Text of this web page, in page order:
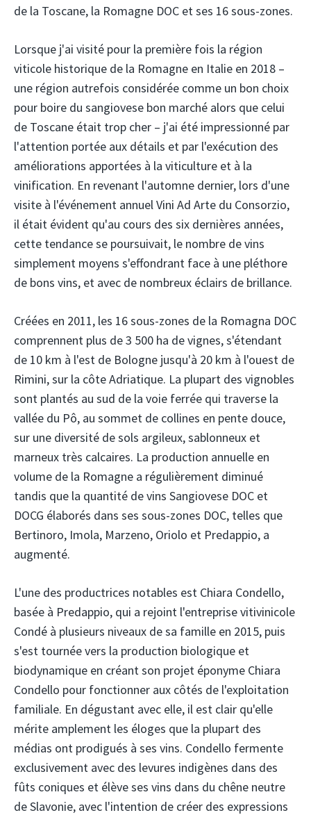
de la Toscane, la Romagne DOC et ses 16 sous-zones.
Lorsque j'ai visité pour la première fois la région
viticole historique de la Romagne en Italie en 2018 –
une région autrefois considérée comme un bon choix
pour boire du sangiovese bon marché alors que celui
de Toscane était trop cher – j'ai été impressionné par
l'attention portée aux détails et par l'exécution des
améliorations apportées à la viticulture et à la
vinification. En revenant l'automne dernier, lors d'une
visite à l'événement annuel Vini Ad Arte du Consorzio,
il était évident qu'au cours des six dernières années,
cette tendance se poursuivait, le nombre de vins
simplement moyens s'effondrant face à une pléthore
de bons vins, et avec de nombreux éclairs de brillance.
Créées en 2011, les 16 sous-zones de la Romagna DOC
comprennent plus de 3 500 ha de vignes, s'étendant
de 10 km à l'est de Bologne jusqu'à 20 km à l'ouest de
Rimini, sur la côte Adriatique. La plupart des vignobles
sont plantés au sud de la voie ferrée qui traverse la
vallée du Pô, au sommet de collines en pente douce,
sur une diversité de sols argileux, sablonneux et
marneux très calcaires. La production annuelle en
volume de la Romagne a régulièrement diminué
tandis que la quantité de vins Sangiovese DOC et
DOCG élaborés dans ses sous-zones DOC, telles que
Bertinoro, Imola, Marzeno, Oriolo et Predappio, a
augmenté.
L'une des productrices notables est Chiara Condello,
basée à Predappio, qui a rejoint l'entreprise vitivinicole
Condé à plusieurs niveaux de sa famille en 2015, puis
s'est tournée vers la production biologique et
biodynamique en créant son projet éponyme Chiara
Condello pour fonctionner aux côtés de l'exploitation
familiale. En dégustant avec elle, il est clair qu'elle
mérite amplement les éloges que la plupart des
médias ont prodigués à ses vins. Condello fermente
exclusivement avec des levures indigènes dans des
fûts coniques et élève ses vins dans du chêne neutre
de Slavonie, avec l'intention de créer des expressions